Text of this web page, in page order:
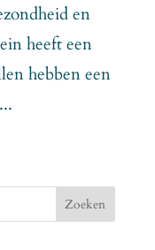
en
heeft een
hebben een
Zoeken